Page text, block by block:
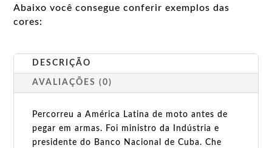
Abaixo você consegue conferir exemplos das
cores:
DESCRIÇÃO
AVALIAÇÕES (0)
Percorreu a América Latina de moto antes de
pegar em armas. Foi ministro da Indústria e
presidente do Banco Nacional de Cuba. Che